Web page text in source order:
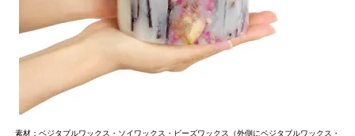
素材：ベジタブルワックス・ソイワックス・ビーズワックス（外側にベジタブルワックス・